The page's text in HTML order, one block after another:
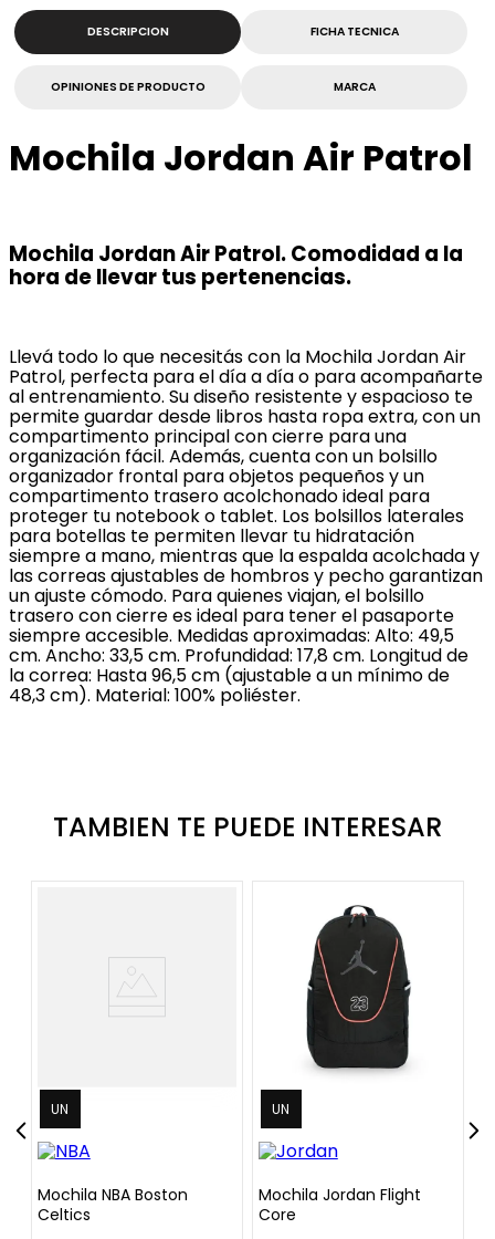
DESCRIPCION FICHA TECNICA
OPINIONES DE PRODUCTO MARCA
Mochila Jordan Air Patrol
Mochila Jordan Air Patrol. Comodidad a la
hora de llevar tus pertenencias.
Llevá todo lo que necesitás con la Mochila Jordan Air
Patrol, perfecta para el día a día o para acompañarte
al entrenamiento. Su diseño resistente y espacioso te
permite guardar desde libros hasta ropa extra, con un
compartimento principal con cierre para una
organización fácil. Además, cuenta con un bolsillo
organizador frontal para objetos pequeños y un
compartimento trasero acolchonado ideal para
proteger tu notebook o tablet. Los bolsillos laterales
para botellas te permiten llevar tu hidratación
siempre a mano, mientras que la espalda acolchada y
las correas ajustables de hombros y pecho garantizan
un ajuste cómodo. Para quienes viajan, el bolsillo
trasero con cierre es ideal para tener el pasaporte
siempre accesible. Medidas aproximadas: Alto: 49,5
cm. Ancho: 33,5 cm. Profundidad: 17,8 cm. Longitud de
la correa: Hasta 96,5 cm (ajustable a un mínimo de
48,3 cm). Material: 100% poliéster.
TAMBIEN TE PUEDE INTERESAR
UN
Mochila NBA Boston
Celtics
UN
Mochila Jordan Flight
Core